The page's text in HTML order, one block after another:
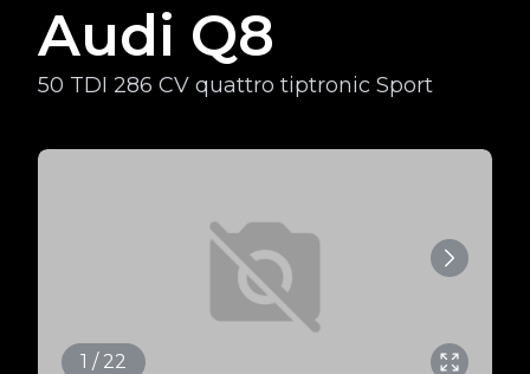
Audi Q8
50 TDI 286 CV quattro tiptronic Sport
1 / 22